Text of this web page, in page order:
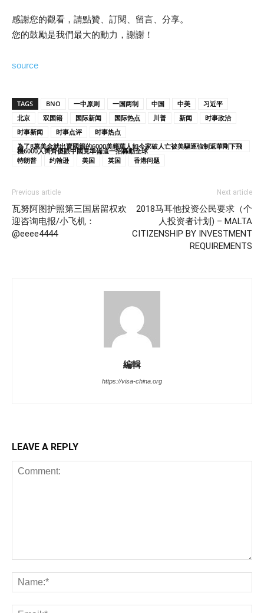
感謝您的觀看，請點贊、訂閱、留言、分享。
您的鼓勵是我們最大的動力，謝謝！
source
TAGS BNO 一中原则 一国两制 中国 中美
习近平
北京
双国籍 国际新闻 国际热点 川普 新闻
时事政治
时事新闻
时事点评
时事热点
為了8萬美金就出賣國籍的6000美籍華人如今家破人亡被美驅逐強制返華剛下飛
機6000人齊齊傻眼中國竟準備這一招轟動全球
特朗普
约翰逊 美国 英国 香港问题
Previous article
瓦努阿图护照第三国居留权欢
迎咨询电报/小飞机：
@eeee4444
Next article
2018马耳他投资公民要求（个
人投资者计划) – MALTA
CITIZENSHIP BY INVESTMENT
REQUIREMENTS
編輯
https://visa-china.org
LEAVE A REPLY